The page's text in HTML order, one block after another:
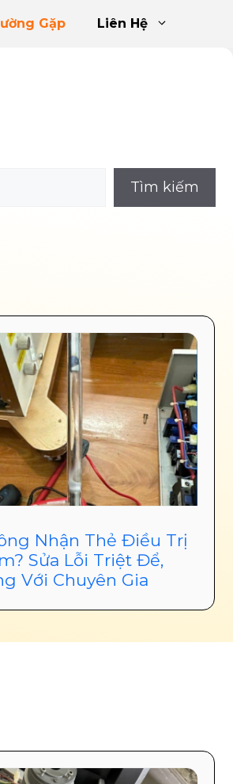
Gặp Liên Hệ
Tìm kiếm
Nhận Thẻ Điều Trị
Sửa Lỗi Triệt Để,
Với Chuyên Gia